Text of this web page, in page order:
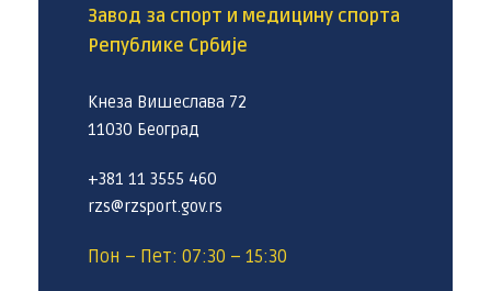
Завод за спорт и медицину спорта
Републике Србије
Кнеза Вишеслава 72
11030 Београд
+381 11 3555 460
rzs@rzsport.gov.rs
Пон – Пет: 07:30 – 15:30